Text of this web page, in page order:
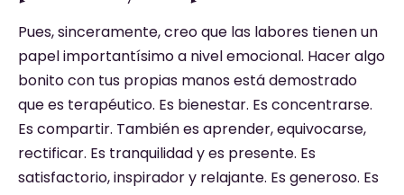
Pues, sinceramente, creo que las labores tienen un
papel importantísimo a nivel emocional. Hacer algo
bonito con tus propias manos está demostrado
que es terapéutico. Es bienestar. Es concentrarse.
Es compartir. También es aprender, equivocarse,
rectificar. Es tranquilidad y es presente. Es
satisfactorio, inspirador y relajante. Es generoso. Es